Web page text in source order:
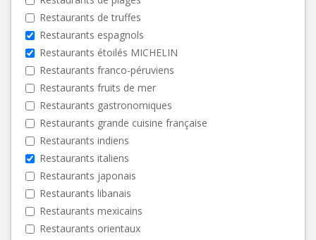
Restaurants de truffes
Restaurants espagnols
Restaurants étoilés MICHELIN
Restaurants franco-péruviens
Restaurants fruits de mer
Restaurants gastronomiques
Restaurants grande cuisine française
Restaurants indiens
Restaurants italiens
Restaurants japonais
Restaurants libanais
Restaurants mexicains
Restaurants orientaux